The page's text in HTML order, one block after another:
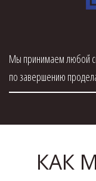
Мы принимаем любой
по завершению
КАК